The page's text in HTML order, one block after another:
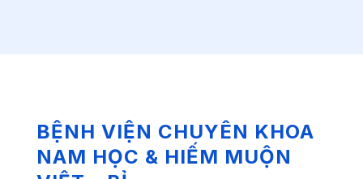
BỆNH VIỆN CHUYÊN KHOA
NAM HỌC & HIẾM MUỘN